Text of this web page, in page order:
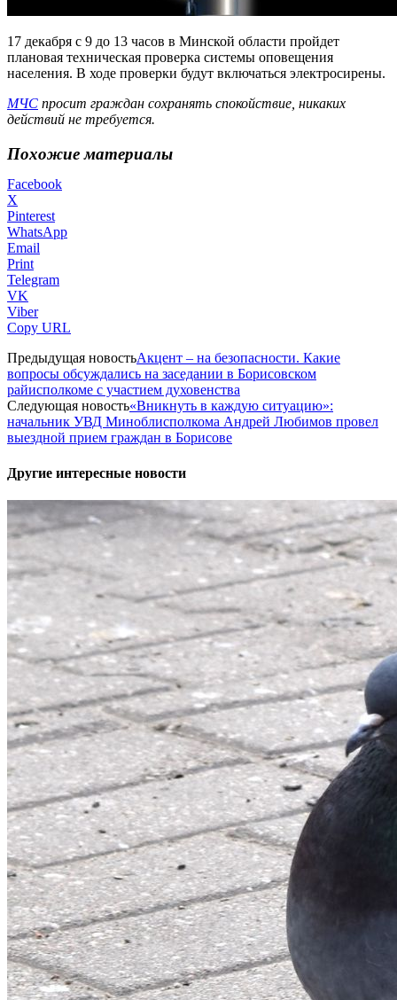
17 декабря с 9 до 13 часов в Минской области пройдет
плановая техническая проверка системы оповещения
населения. В ходе проверки будут включаться электросирены.
МЧС просит граждан сохранять спокойствие, никаких
действий не требуется.
Похожие материалы
Facebook
X
Pinterest
WhatsApp
Email
Print
Telegram
VK
Viber
Copy URL
Предыдущая новостьАкцент – на безопасности. Какие
вопросы обсуждались на заседании в Борисовском
райисполкоме с участием духовенства
Следующая новость«Вникнуть в каждую ситуацию»:
начальник УВД Миноблисполкома Андрей Любимов провел
выездной прием граждан в Борисове
Другие интересные новости